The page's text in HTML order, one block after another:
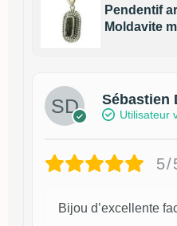
Pendentif
Moldavite
Sébastien
Utilisateur
5/
Bijou d’excellente